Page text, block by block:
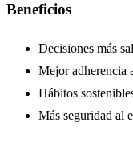
Beneficios
Decisiones más
Mejor adherencia
Hábitos
Más seguridad al